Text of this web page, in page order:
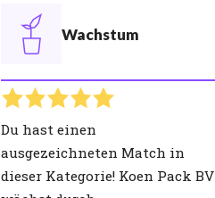
Wachstum
Du hast einen
ausgezeichneten Match in
dieser Kategorie! Koen Pack BV